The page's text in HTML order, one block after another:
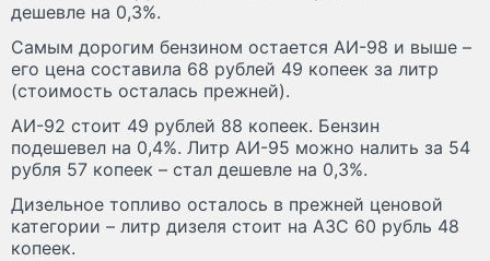
дешевле на 0,3%.
Самым дорогим бензином остается АИ-98 и выше –
его цена составила 68 рублей 49 копеек за литр
(стоимость осталась прежней).
АИ-92 стоит 49 рублей 88 копеек. Бензин
подешевел на 0,4%. Литр АИ-95 можно налить за 54
рубля 57 копеек – стал дешевле на 0,3%.
Дизельное топливо осталось в прежней ценовой
категории – литр дизеля стоит на АЗС 60 рубль 48
копеек.